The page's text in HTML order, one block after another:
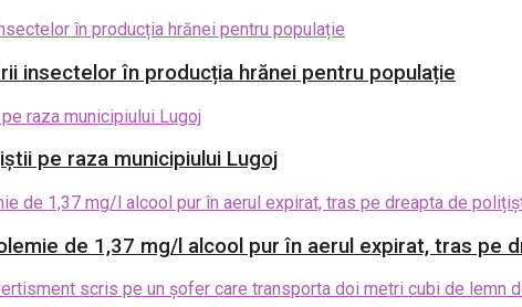
insectelor în producția hrănei pentru populație
pe raza municipiului Lugoj
de 1,37 mg/l alcool pur în aerul expirat, tras pe